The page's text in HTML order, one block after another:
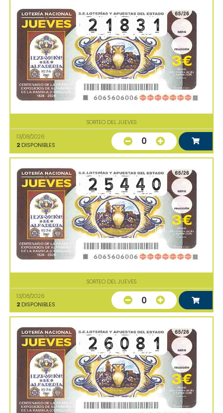
SORTEO DEL JUEVES
13/08/2026
2 DISPONIBLES 0
SORTEO DEL JUEVES
13/08/2026
2 DISPONIBLES 0